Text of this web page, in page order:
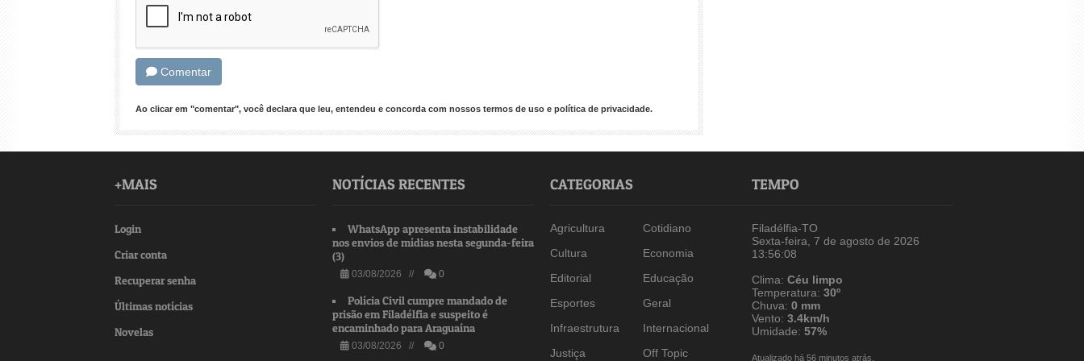
Comentar
Ao clicar em "comentar", você declara que leu, entendeu e concorda com nossos termos de uso e política de privacidade.
+MAIS
Login
Criar conta
Recuperar senha
Últimas notícias
Novelas
NOTÍCIAS RECENTES
WhatsApp apresenta instabilidade
nos envios de mídias nesta segunda-feira
(3)
03/08/2026 // 0
Polícia Civil cumpre mandado de
prisão em Filadélfia e suspeito é
encaminhado para Araguaína
03/08/2026 // 0
CATEGORIAS
Agricultura
Cotidiano
Cultura
Economia
Editorial
Educação
Esportes
Geral
Infraestrutura
Internacional
Justiça
Off Topic
TEMPO
Filadélfia-TO
Sexta-feira, 7 de agosto de 2026
13:56:09
Clima: Céu limpo
Temperatura: 30º
Chuva: 0 mm
Vento: 3.4km/h
Umidade: 57%
Atualizado há 56 minutos atrás.